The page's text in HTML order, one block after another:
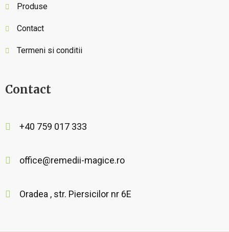
Produse
Contact
Termeni si conditii
Contact
+40 759 017 333
office@remedii-magice.ro
Oradea , str. Piersicilor nr 6E